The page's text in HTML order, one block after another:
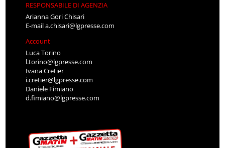
RESPONSABILE DI AGENZIA
Arianna Gori Chisari
E-maila.chisari@lgpresse.com
Account
Luca Torino
l.torino@lgpresse.com
Ivana Cretier
i.cretier@lgpresse.com
Daniele Fimiano
d.fimiano@lgpresse.com